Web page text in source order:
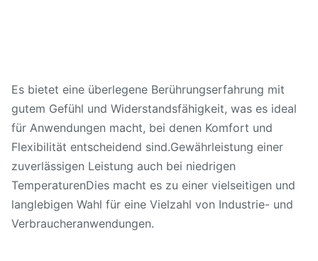
Es bietet eine überlegene Berührungserfahrung mit
gutem Gefühl und Widerstandsfähigkeit, was es ideal
für Anwendungen macht, bei denen Komfort und
Flexibilität entscheidend sind.Gewährleistung einer
zuverlässigen Leistung auch bei niedrigen
TemperaturenDies macht es zu einer vielseitigen und
langlebigen Wahl für eine Vielzahl von Industrie- und
Verbraucheranwendungen.